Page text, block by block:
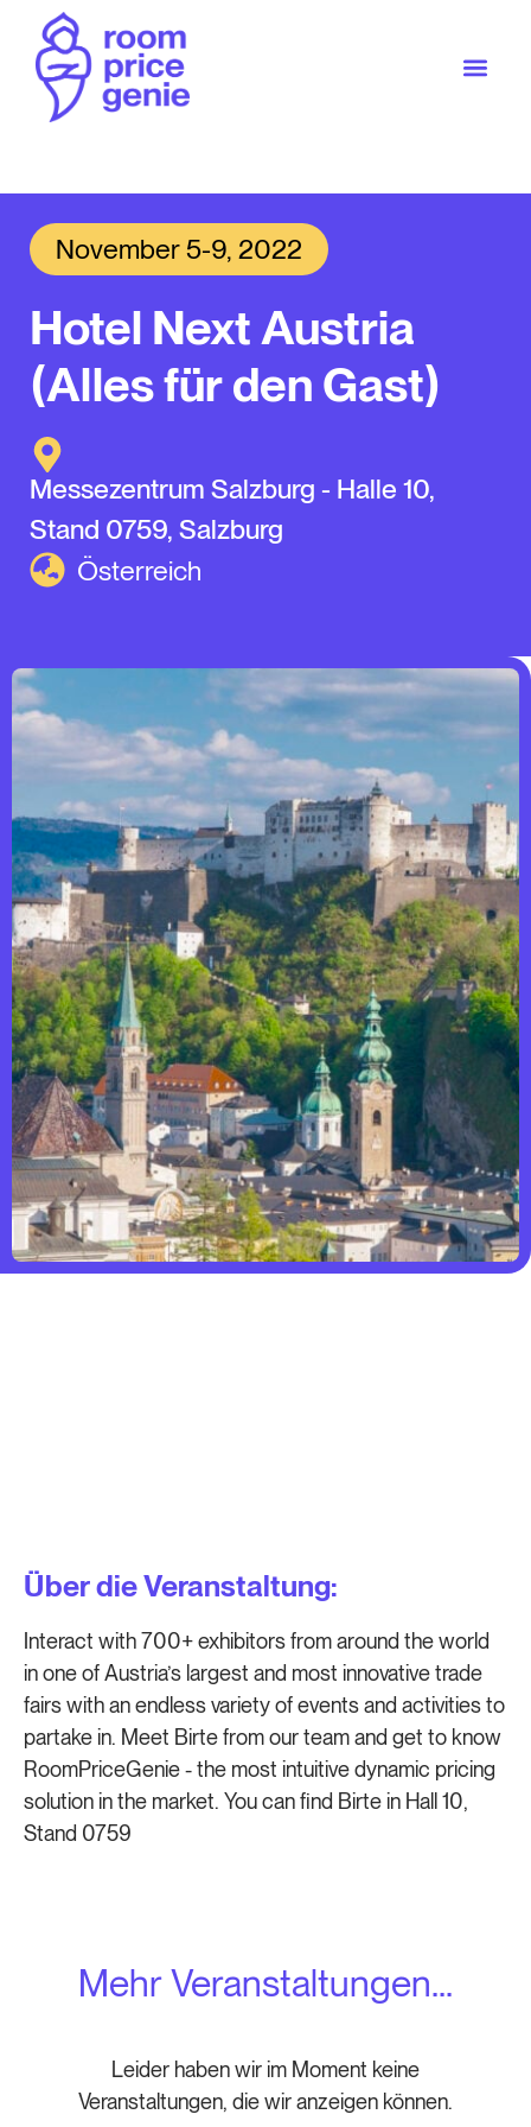
November 5-9, 2022
Hotel Next Austria
(Alles für den Gast)
Messezentrum Salzburg - Halle 10,
Stand 0759, Salzburg
Österreich
Über die Veranstaltung:
Interact with 700+ exhibitors from around the world
in one of Austria’s largest and most innovative trade
fairs with an endless variety of events and activities to
partake in. Meet Birte from our team and get to know
RoomPriceGenie - the most intuitive dynamic pricing
solution in the market. You can find Birte in Hall 10,
Stand 0759
Mehr Veranstaltungen...
Leider haben wir im Moment keine
Veranstaltungen, die wir anzeigen können.